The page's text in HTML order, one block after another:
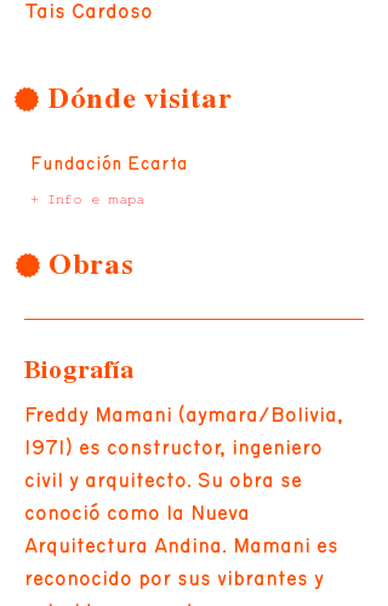
Tais Cardoso
Dónde visitar
Fundación Ecarta
+ Info e mapa
Obras
Biografía
Freddy Mamani (aymara/Bolivia,
1971) es constructor, ingeniero
civil y arquitecto. Su obra se
conoció como la Nueva
Arquitectura Andina. Mamani es
reconocido por sus vibrantes y